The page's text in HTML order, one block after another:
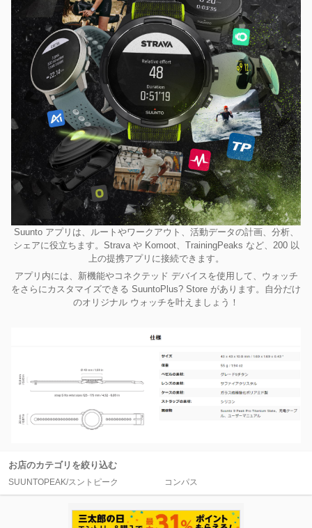
Suunto アプリは、ルートやワークアウト、活動データの計画、分析、
シェアに役立ちます。Strava や Komoot、TrainingPeaks など、200 以
上の提携アプリに接続できます。
アプリ内には、新機能やコネクテッド デバイスを使用して、ウォッチ
をさらにカスタマイズできる SuuntoPlus? Store があります。自分だけ
のオリジナル ウォッチを叶えましょう！
お店のカテゴリを絞り込む
SUUNTOPEAK/スントピーク コンパス